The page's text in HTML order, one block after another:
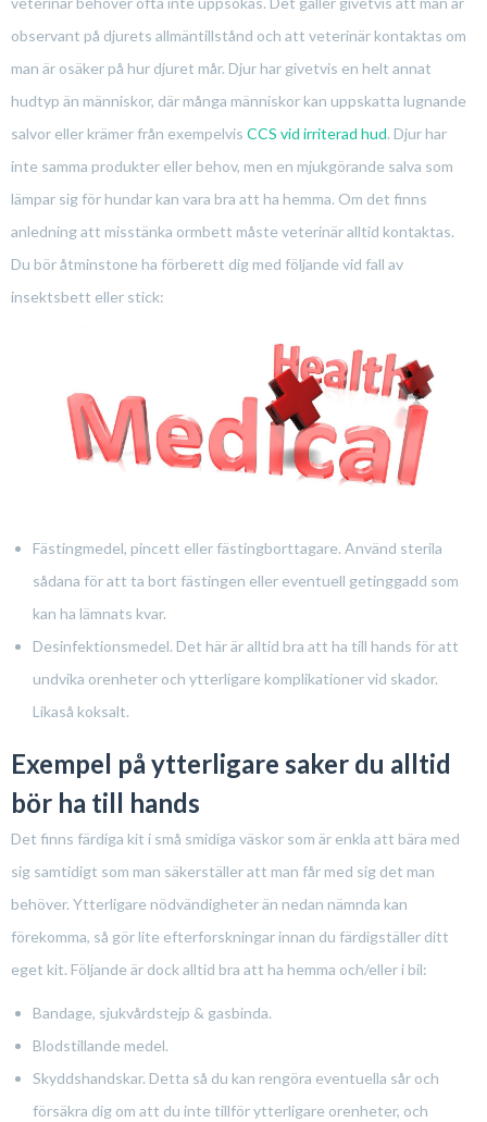
observant på djurets allmäntillstånd och att veterinär kontaktas om
man är osäker på hur djuret mår. Djur har givetvis en helt annat
hudtyp än människor, där många människor kan uppskatta lugnande
salvor eller krämer från exempelvis CCS vid irriterad hud. Djur har
inte samma produkter eller behov, men en mjukgörande salva som
lämpar sig för hundar kan vara bra att ha hemma. Om det finns
anledning att misstänka ormbett måste veterinär alltid kontaktas.
Du bör åtminstone ha förberett dig med följande vid fall av
insektsbett eller stick:
Fästingmedel, pincett eller fästingborttagare. Använd sterila
sådana för att ta bort fästingen eller eventuell getinggadd som
kan ha lämnats kvar.
Desinfektionsmedel. Det här är alltid bra att ha till hands för att
undvika orenheter och ytterligare komplikationer vid skador.
Likaså koksalt.
Exempel på ytterligare saker du alltid
bör ha till hands
Det finns färdiga kit i små smidiga väskor som är enkla att bära med
sig samtidigt som man säkerställer att man får med sig det man
behöver. Ytterligare nödvändigheter än nedan nämnda kan
förekomma, så gör lite efterforskningar innan du färdigställer ditt
eget kit. Följande är dock alltid bra att ha hemma och/eller i bil:
Bandage, sjukvårdstejp & gasbinda.
Blodstillande medel.
Skyddshandskar. Detta så du kan rengöra eventuella sår och
försäkra dig om att du inte tillför ytterligare orenheter, och